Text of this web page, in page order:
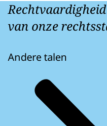
van onze
Andere talen